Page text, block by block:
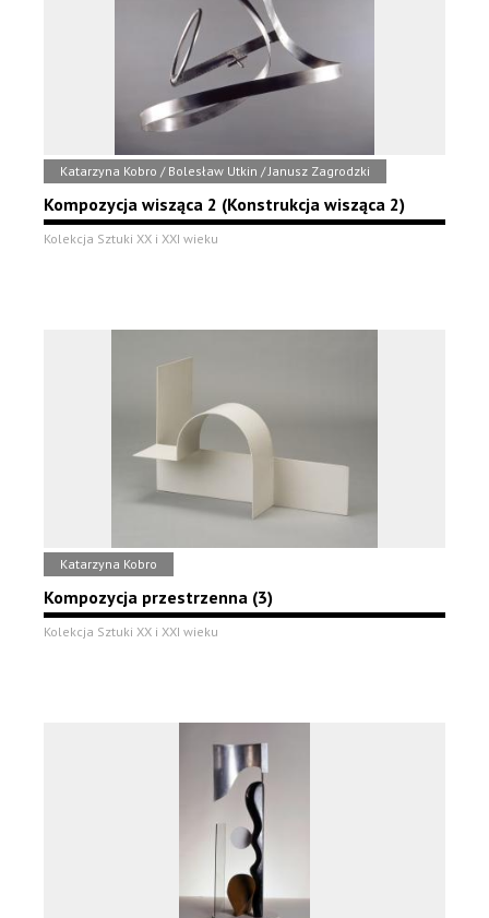
Katarzyna Kobro / Bolesław Utkin / Janusz Zagrodzki
Kompozycja wisząca 2 (Konstrukcja wisząca 2)
Kolekcja Sztuki XX i XXI wieku
Katarzyna Kobro
Kompozycja przestrzenna (3)
Kolekcja Sztuki XX i XXI wieku